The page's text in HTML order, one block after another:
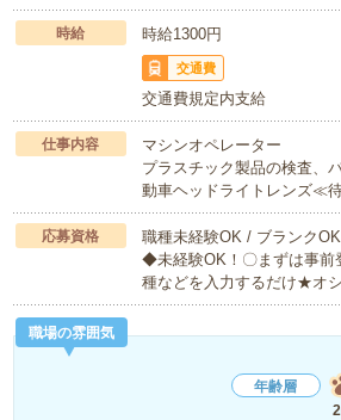
時給 時給1300円
交通費
交通費規定内支給
仕事内容
マシンオペレーター
プラスチック製品の検査、
動車ヘッドライトレンズ≪
応募資格
職種未経験OK / ブランク
◆未経験OK！〇まずは事前
種などを入力するだけ★オ
職場の雰囲気
年齢層